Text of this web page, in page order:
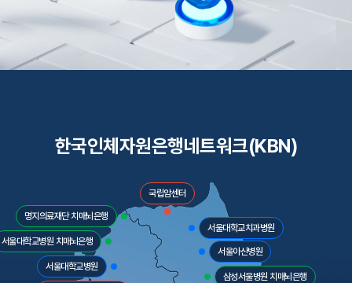
한국인체자원은행네트워크(KBN)
국립암센터
서울대학교치과병원
서울아산병원
삼성서울병원 치매뇌은행
서울대학교병원
서울대학교병원 치매뇌은행
명지의료재단 치매뇌은행